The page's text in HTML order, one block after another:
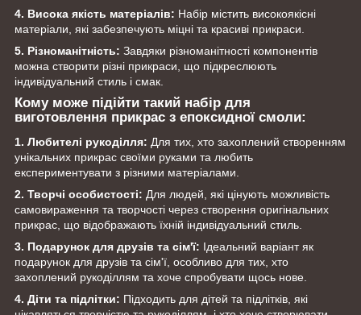
4. Висока якість матеріалів: Набір містить високоякісні
матеріали, які забезпечують міцні та красиві прикраси.
5. Різноманітність: Завдяки різноманітності компонентів
можна створити різні прикраси, що підкреслюють
індивідуальний стиль і смак.
Кому може підійти такий набір для
виготовлення прикрас з епоксидної смоли:
1. Любителі рукоділля: Для тих, хто захоплений створенням
унікальних прикрас своїми руками та любить
експериментувати з різними матеріалами.
2. Творчі особистості: Для людей, які цінують можливість
самовираження та творчості через створення оригінальних
прикрас, що відображають їхній індивідуальний стиль.
3. Подарунок для друзів та сім'ї: Ідеальний варіант як
подарунок для друзів та сім'ї, особливо для тих, хто
захоплений рукоділлям та хоче спробувати щось нове.
4. Діти та підлітки: Підходить для дітей та підлітків, які